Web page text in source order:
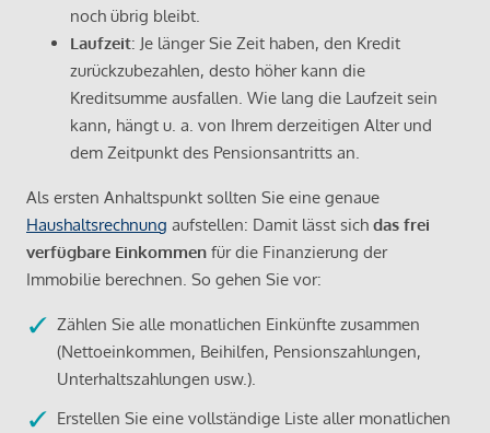
noch übrig bleibt.
Laufzeit: Je länger Sie Zeit haben, den Kredit
zurückzubezahlen, desto höher kann die
Kreditsumme ausfallen. Wie lang die Laufzeit sein
kann, hängt u. a. von Ihrem derzeitigen Alter und
dem Zeitpunkt des Pensionsantritts an.
Als ersten Anhaltspunkt sollten Sie eine genaue
Haushaltsrechnung aufstellen: Damit lässt sich das frei
verfügbare Einkommen für die Finanzierung der
Immobilie berechnen. So gehen Sie vor:
Zählen Sie alle monatlichen Einkünfte zusammen
(Nettoeinkommen, Beihilfen, Pensionszahlungen,
Unterhaltszahlungen usw.).
Erstellen Sie eine vollständige Liste aller monatlichen